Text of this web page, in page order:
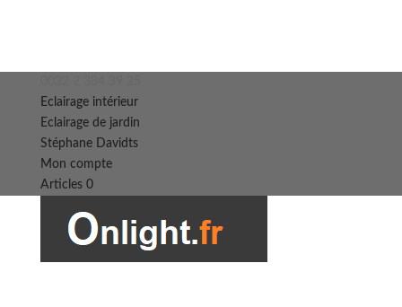
Eclairage intérieur
Eclairage de jardin
Stéphane Davidts
Mon compte
Articles 0